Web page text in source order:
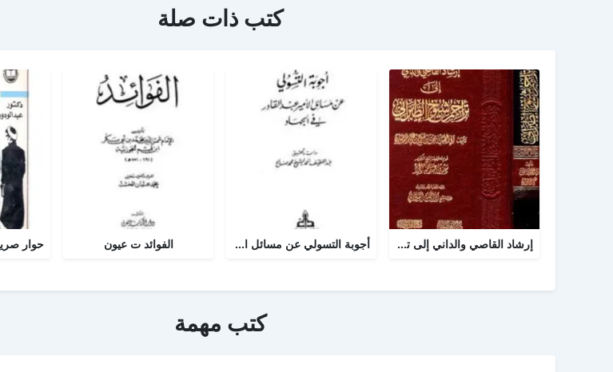
كتب ذات صلة
إرشاد القاصي والداني إلى تراجم شيوخ الطبراني أجوبة التسولي عن مسائل الأمير عبد القادر في الجهاد الفوائد ت عيون
كتب مهمة